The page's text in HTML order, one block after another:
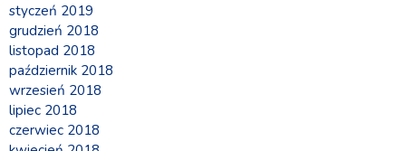
styczeń 2019
grudzień 2018
listopad 2018
październik 2018
wrzesień 2018
lipiec 2018
czerwiec 2018